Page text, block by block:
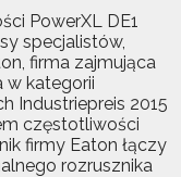
PowerXL DE1
specjalistów,
firma zajmująca
w kategorii
Industriepreis 2015
częstotliwości
firmy Eaton łączy
rozrusznika